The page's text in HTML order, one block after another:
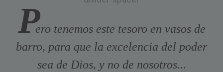
Pero tenemos este tesoro en vasos de
barro, para que la excelencia del poder
sea de Dios, y no de nosotros...